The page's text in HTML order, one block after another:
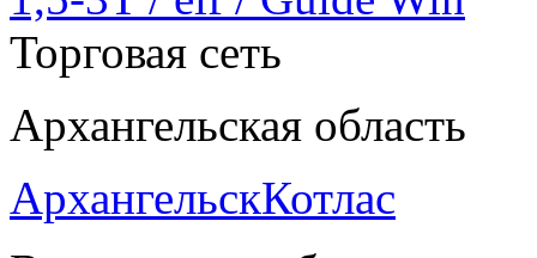
Торговая сеть
Архангельская область
АрхангельскКотлас